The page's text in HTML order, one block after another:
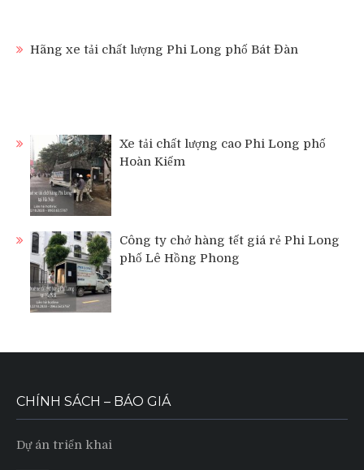
Hãng xe tải chất lượng Phi Long phố Bát Đàn
Xe tải chất lượng cao Phi Long phố
Hoàn Kiếm
Công ty chở hàng tết giá rẻ Phi Long
phố Lê Hồng Phong
CHÍNH SÁCH – BÁO GIÁ
Dự án triển khai